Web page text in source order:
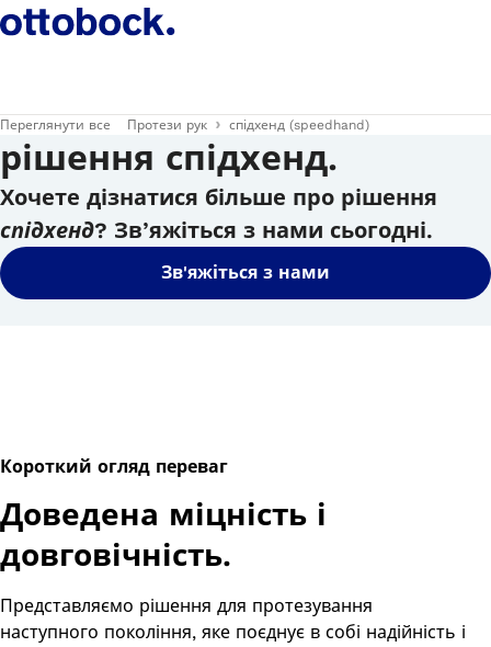
Переглянути все Протези рук спідхенд (speedhand)
рішення спідхенд.
Хочете дізнатися більше про рішення
спідхенд? Зв’яжіться з нами сьогодні.
Зв'яжіться з нами
Короткий огляд переваг
Доведена міцність і
довговічність.
Представляємо рішення для протезування
наступного покоління, яке поєднує в собі надійність і